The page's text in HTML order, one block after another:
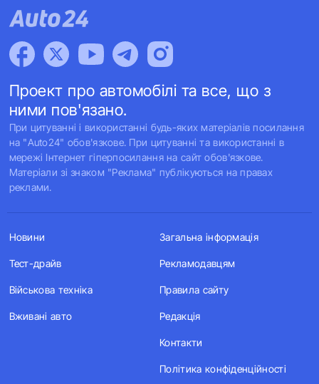
Проект про автомобілі та все, що з
ними пов'язано.
При цитуванні і використанні будь-яких матеріалів посилання
на "Auto24" обов'язкове. При цитуванні та використанні в
мережі Інтернет гіперпосилання на сайт обов'язкове.
Матеріали зі знаком "Реклама" публікуються на правах
реклами.
Новини
Тест-драйв
Військова техніка
Вживані авто
Загальна інформація
Рекламодавцям
Правила сайту
Редакція
Контакти
Політика конфіденційності